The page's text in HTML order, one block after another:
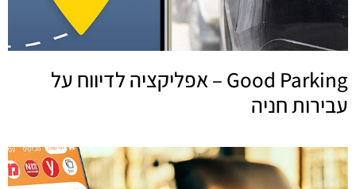
Good Parking – אפליקציה לדיווח על
עבירות חניה